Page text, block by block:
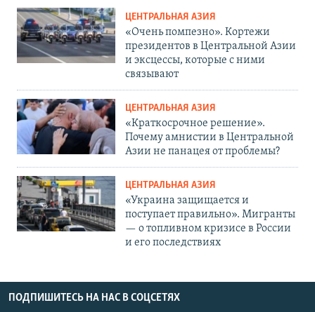
ЦЕНТРАЛЬНАЯ АЗИЯ
«Очень помпезно». Кортежи
президентов в Центральной Азии
и эксцессы, которые с ними
связывают
ЦЕНТРАЛЬНАЯ АЗИЯ
«Краткосрочное решение».
Почему амнистии в Центральной
Азии не панацея от проблемы?
ЦЕНТРАЛЬНАЯ АЗИЯ
«Украина защищается и
поступает правильно». Мигранты
— о топливном кризисе в России
и его последствиях
ПОДПИШИТЕСЬ НА НАС В СОЦСЕТЯХ